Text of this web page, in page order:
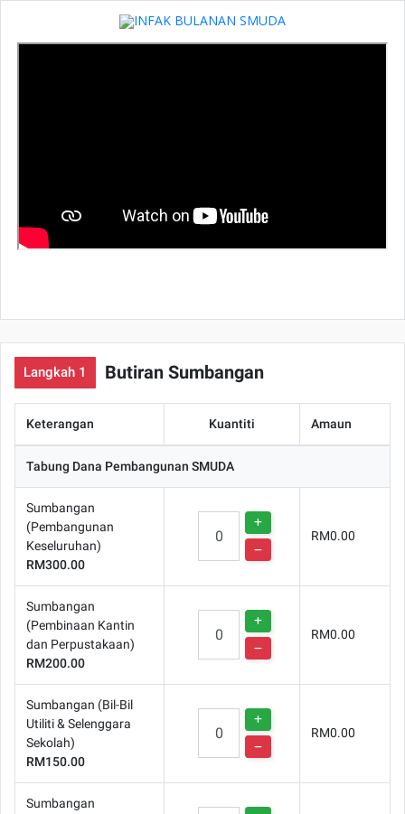
Langkah 1 Butiran Sumbangan
Keterangan Kuantiti Amaun
Tabung Dana Pembangunan SMUDA
Sumbangan
(Pembangunan
Keseluruhan)
RM300.00
RM0.00
Sumbangan
(Pembinaan Kantin
dan Perpustakaan)
RM200.00
RM0.00
Sumbangan (Bil-Bil
Utiliti & Selenggara
Sekolah)
RM150.00
RM0.00
Sumbangan